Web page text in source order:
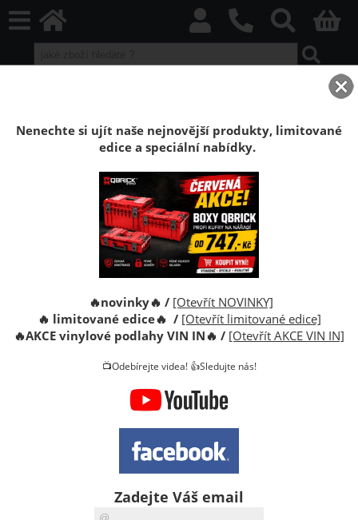
Adaptéry pro organizéry Qbrick System
ONE M a L
Adaptéry pro organizéry M a L řady Qbrick System
ONE, díky kterým je možné upevnit boxy (organizéry)
na dřevotřískovou desku, podlahu vozu, stěnu apod.
Nenechte si ujít naše nejnovější produkty, limitované
edice a speciální nabídky.
🔥novinky🔥 / [Otevřít NOVINKY]
🔥 limitované edice🔥 / [Otevřít limitované edice]
🔥AKCE vinylové podlahy VIN IN🔥 / [Otevřít AKCE VIN IN]
📺Odebírejte videa! 👍Sledujte nás!
Zadejte Váš email